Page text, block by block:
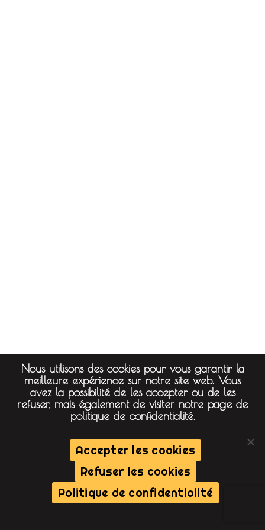
Nous utilisons des cookies pour vous garantir la
meilleure expérience sur notre site web. Vous
avez la possibilité de les accepter ou de les
refuser, mais également de visiter notre page de
politique de confidentialité.
Accepter les cookies
Refuser les cookies
Politique de confidentialité